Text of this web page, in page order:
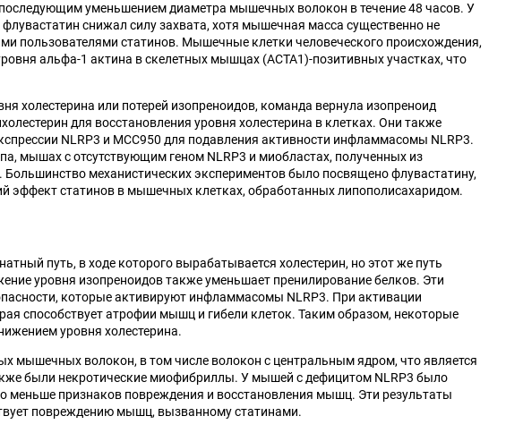
уменьшением диаметра мышечных волокон в течение 48 часов. У
снижал силу захвата, хотя мышечная масса существенно не
пользователями статинов. Мышечные клетки человеческого происхождения,
альфа-1 актина в скелетных мышцах (ACTA1)-позитивных участках, что
или потерей изопреноидов, команда вернула изопреноид
для восстановления уровня холестерина в клетках. Они также
NLRP3 и MCC950 для подавления активности инфламмасомы NLRP3.
мышах с отсутствующим геном NLRP3 и миобластах, полученных из
механистических экспериментов было посвящено флувастатину,
эффект статинов в мышечных клетках, обработанных липополисахаридом.
путь, в ходе которого вырабатывается холестерин, но этот же путь
уровня изопреноидов также уменьшает пренилирование белков. Эти
которые активируют инфламмасомы NLRP3. При активации
способствует атрофии мышц и гибели клеток. Таким образом, некоторые
уровня холестерина.
волокон, в том числе волокон с центральным ядром, что является
были некротические миофибриллы. У мышей с дефицитом NLRP3 было
признаков повреждения и восстановления мышц. Эти результаты
повреждению мышц, вызванному статинами.